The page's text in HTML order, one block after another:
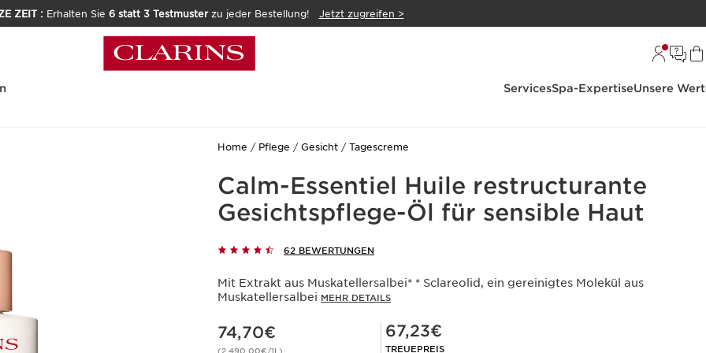
ZEIT : Erhalten Sie 6 statt 3 Testmusterzu jeder Bestellung! Jetzt zugreifen >
ServicesSpa-ExpertiseUnsere
Home Pflege Gesicht Tagescreme
Calm-Essentiel Huile restructurante
Gesichtspflege-Öl für sensible Haut
62 BEWERTUNGEN
Mit Extrakt aus Muskatellersalbei* * Sclareolid, ein gereinigtes Molekül aus
Muskatellersalbei MEHR DETAILS
Aktueller Preis 74,70€
74,70€
(2.490,00€/1L)
Mitgliederpreis 67,23€
67,23€
TREUEPREIS